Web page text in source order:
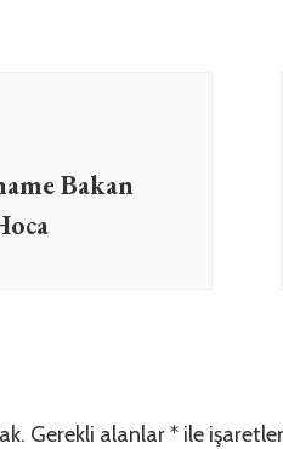
Bakan
Gerekli alanlar* ile